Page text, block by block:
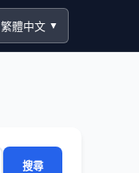
繁體中文 ▼
搜尋